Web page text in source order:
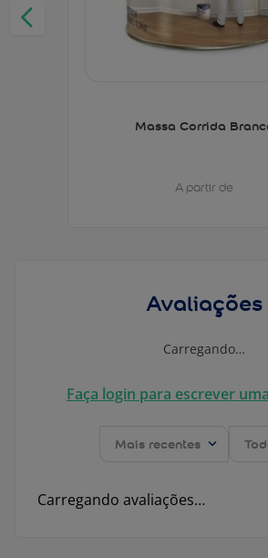
Massa Corrida
A partir de
Avaliações
Carregando…
Faça login para escrever
Mais recentes
Carregando avaliações…